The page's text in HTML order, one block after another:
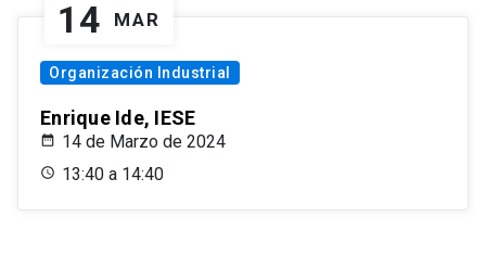
14 MAR
Organización Industrial
Enrique Ide, IESE
14 de Marzo de 2024
13:40 a 14:40